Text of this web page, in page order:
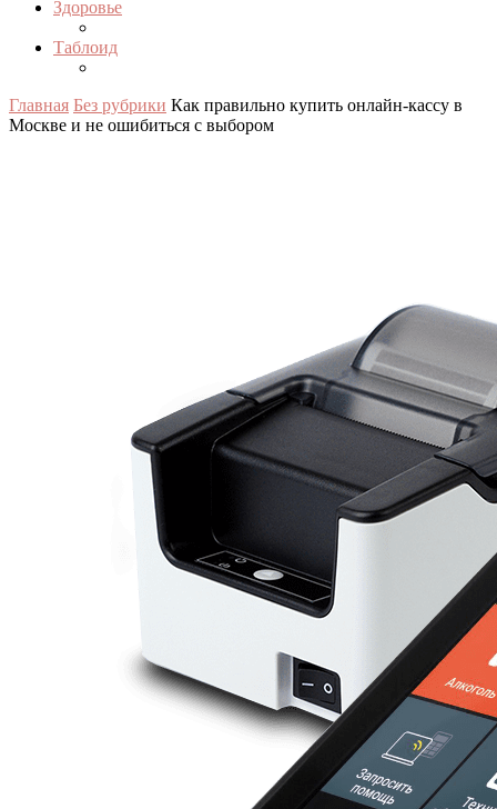
Здоровье
Таблоид
Главная Без рубрики Как правильно купить онлайн-кассу в
Москве и не ошибиться с выбором